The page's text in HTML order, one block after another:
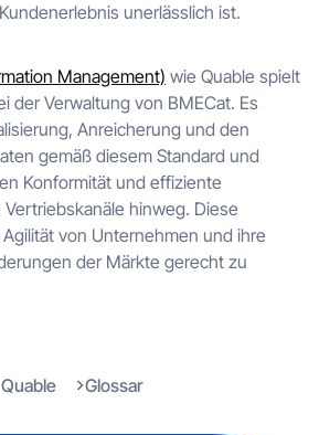
unerlässlich ist.
Management) wie Quable spielt
der Verwaltung von BMECat. Es
Anreicherung und den
gemäß diesem Standard und
Konformität und effiziente
hinweg. Diese
von Unternehmen und ihre
der Märkte gerecht zu
Quable Glossar